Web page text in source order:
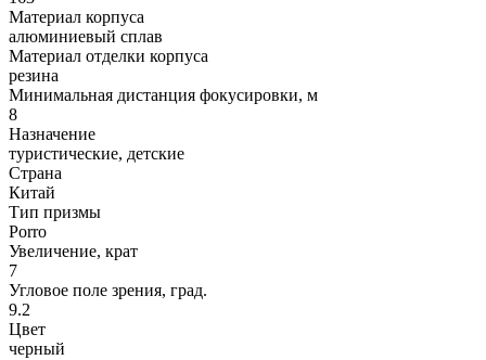
Материал корпуса
алюминиевый сплав
Материал отделки корпуса
резина
Минимальная дистанция фокусировки, м
8
Назначение
туристические, детские
Страна
Китай
Тип призмы
Porro
Увеличение, крат
7
Угловое поле зрения, град.
9.2
Цвет
черный